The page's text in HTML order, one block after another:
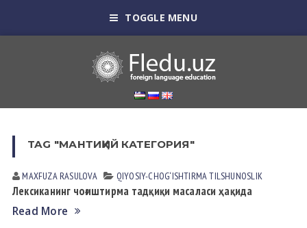
TOGGLE MENU
TAG "МАНТИҚИЙ КАТЕГОРИЯ"
MAXFUZA RАSULOVА QIYOSIY-CHOG‘ISHTIRMA TILSHUNOSLIK
Лексиканинг чоғиштирма тадқиқи масаласи ҳақида
Read More